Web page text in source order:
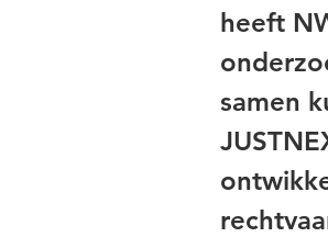
heeft
samen